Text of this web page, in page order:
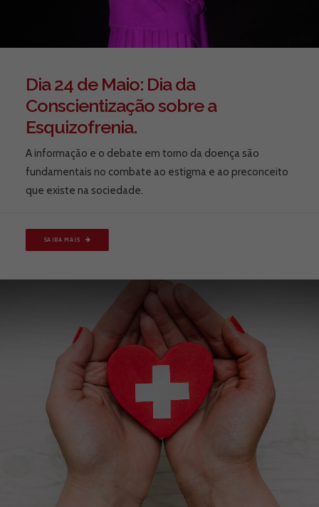
Dia 24 de Maio: Dia da
Conscientização sobre a
Esquizofrenia.
A informação e o debate em torno da doença são
fundamentais no combate ao estigma e ao preconceito
que existe na sociedade.
SAIBA MAIS